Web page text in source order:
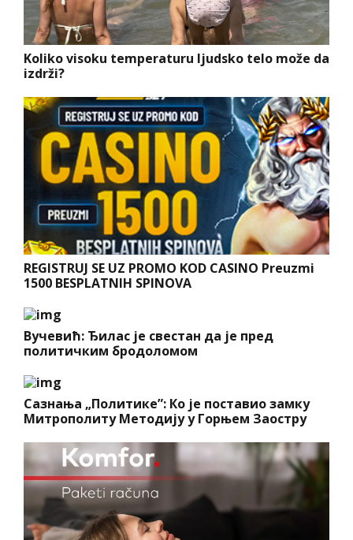
Koliko visoku temperaturu ljudsko telo može da
izdrži?
REGISTRUJ SE UZ PROMO KOD CASINO Preuzmi
1500 BESPLATNIH SPINOVA
Вучевић: Ђилас је свестан да је пред
политичким бродоломом
Сазнања „Политике”: Ко је поставио замку
Митрополиту Методију у Горњем Заостру